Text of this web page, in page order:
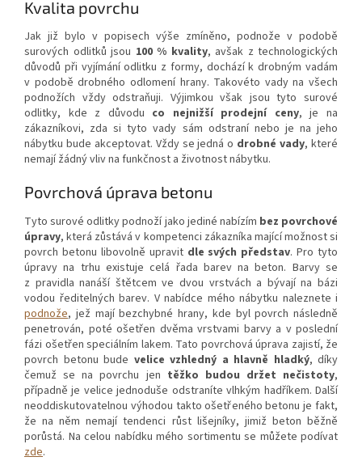
Kvalita povrchu
Jak již bylo v popisech výše zmíněno, podnože v podobě
surových odlitků jsou 100 % kvality, avšak z technologických
důvodů při vyjímání odlitku z formy, dochází k drobným vadám
v podobě drobného odlomení hrany. Takovéto vady na všech
podnožích vždy odstraňuji. Výjimkou však jsou tyto surové
odlitky, kde z důvodu co nejnižší prodejní ceny, je na
zákazníkovi, zda si tyto vady sám odstraní nebo je na jeho
nábytku bude akceptovat. Vždy se jedná o drobné vady, které
nemají žádný vliv na funkčnost a životnost nábytku.
Povrchová úprava betonu
Tyto surové odlitky podnoží jako jediné nabízím bez povrchové
úpravy, která zůstává v kompetenci zákazníka mající možnost si
povrch betonu libovolně upravit dle svých představ. Pro tyto
úpravy na trhu existuje celá řada barev na beton. Barvy se
z pravidla nanáší štětcem ve dvou vrstvách a bývají na bázi
vodou ředitelných barev. V nabídce mého nábytku naleznete i
podnože, jež mají bezchybné hrany, kde byl povrch následně
penetrován, poté ošetřen dvěma vrstvami barvy a v poslední
fázi ošetřen speciálním lakem. Tato povrchová úprava zajistí, že
povrch betonu bude velice vzhledný a hlavně hladký, díky
čemuž se na povrchu jen těžko budou držet nečistoty,
případně je velice jednoduše odstraníte vlhkým hadříkem. Další
neoddiskutovatelnou výhodou takto ošetřeného betonu je fakt,
že na něm nemají tendenci růst lišejníky, jimiž beton běžně
porůstá. Na celou nabídku mého sortimentu se můžete podívat
zde.